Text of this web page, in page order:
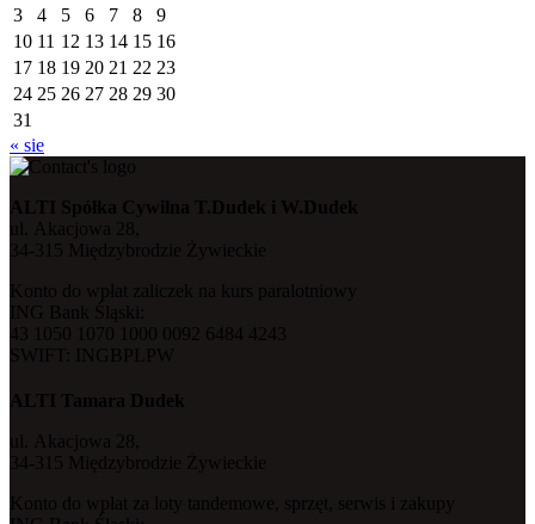
3
4 5 6 7 8
9
10 11 12 13 14 15 16
17 18 19 20 21 22 23
24 25 26 27 28 29 30
31
« sie
ALTI Spółka Cywilna T.Dudek i W.Dudek
ul. Akacjowa 28,
34-315 Międzybrodzie Żywieckie
Konto do wpłat zaliczek na kurs paralotniowy
ING Bank Śląski:
43 1050 1070 1000 0092 6484 4243
SWIFT: INGBPLPW
ALTI Tamara Dudek
ul. Akacjowa 28,
34-315 Międzybrodzie Żywieckie
Konto do wpłat za loty tandemowe, sprzęt, serwis i zakupy